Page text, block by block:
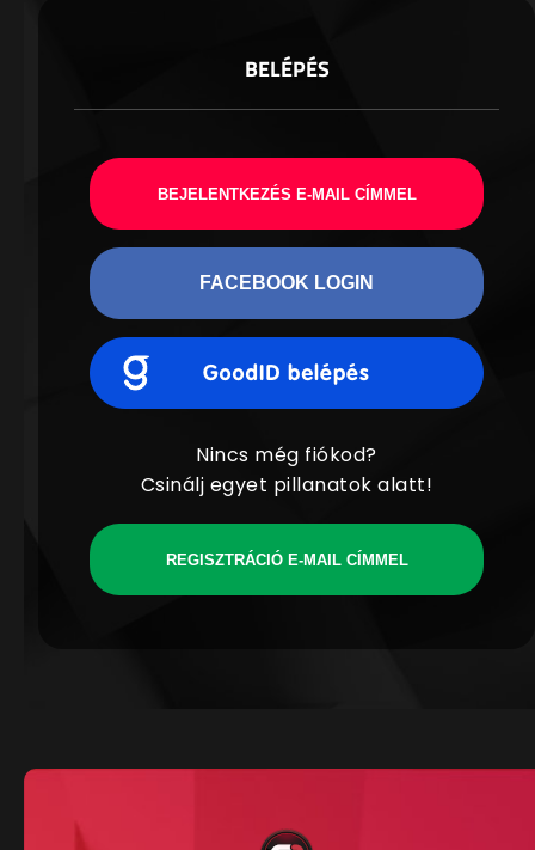
BELÉPÉS
BEJELENTKEZÉS E-MAIL CÍMMEL
FACEBOOK LOGIN
Nincs még fiókod?
Csinálj egyet pillanatok alatt!
REGISZTRÁCIÓ E-MAIL CÍMMEL